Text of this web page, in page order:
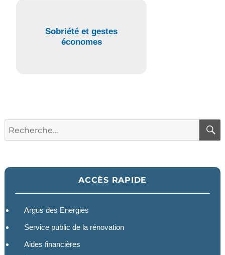
Sobriété et gestes
économes
ACCÈS RAPIDE
Argus des Energies
Service public de la rénovation
Aides financières